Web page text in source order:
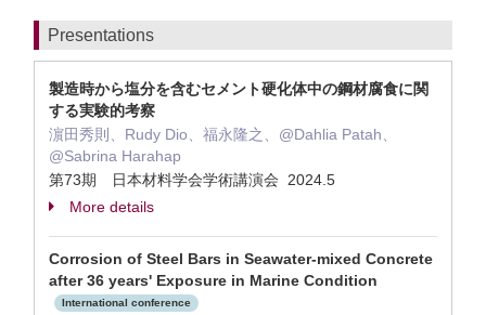
Presentations
製造時から塩分を含むセメント硬化体中の鋼材腐食に関
する実験的考察
濵田秀則、Rudy Dio、福永隆之、@Dahlia Patah、
@Sabrina Harahap
第73期 日本材料学会学術講演会 2024.5
More details
Corrosion of Steel Bars in Seawater-mixed Concrete
after 36 years' Exposure in Marine Condition
International conference